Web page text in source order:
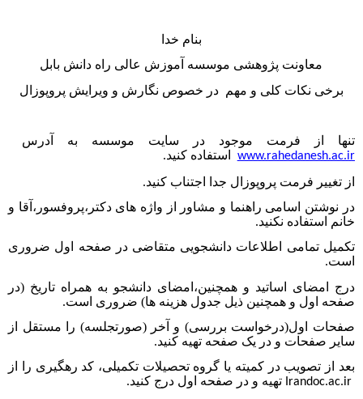
بنام خدا
معاونت پژوهشی موسسه آموزش عالی راه دانش بابل
برخی نکات کلی و مهم در خصوص نگارش و ویرایش پروپوزال
تنها از فرمت موجود در سایت موسسه به آدرس
www.rahedanesh.ac.ir
استفاده کنید.
از تغییر فرمت پروپوزال جدا اجتناب کنید.
در نوشتن اسامی راهنما و مشاور از واژه های دکتر،پروفسور،آقا و
خانم استفاده نکنید.
تکمیل تمامی اطلاعات دانشجویی متقاضی در صفحه اول ضروری
است.
درج امضای اساتید و همچنین،امضای دانشجو به همراه تاریخ (در
صفحه اول و همچنین ذیل جدول هزینه ها) ضروری است.
صفحات اول(درخواست بررسی) و آخر (صورتجلسه) را مستقل از
سایر صفحات و در یک صفحه تهیه کنید.
بعد از تصویب در کمیته یا گروه تحصیلات تکمیلی، کد رهگیری را از
Irandoc.ac.ir تهیه و در صفحه اول درج کنید.